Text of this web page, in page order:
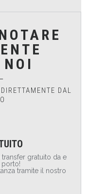
DAL
gratuito da e
tramite il nostro